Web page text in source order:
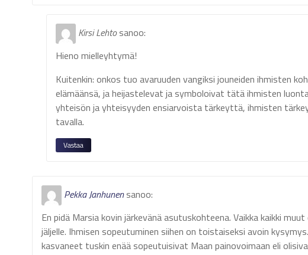
Kirsi Lehto sanoo:
Hieno mielleyhtymä!
Kuitenkin: onkos tuo avaruuden vangiksi jouneiden ihmisten
elämäänsä, ja heijastelevat ja symboloivat tätä ihmisten
yhteisön ja yhteisyyden ensiarvoista tärkeyttä, ihmisten
tavalla.
Vastaa
Pekka Janhunen sanoo:
En pidä Marsia kovin järkevänä asutuskohteena. Vaikka kaikki
jäljelle. Ihmisen sopeutuminen siihen on toistaiseksi avoin
kasvaneet tuskin enää sopeutuisivat Maan painovoimaan eli